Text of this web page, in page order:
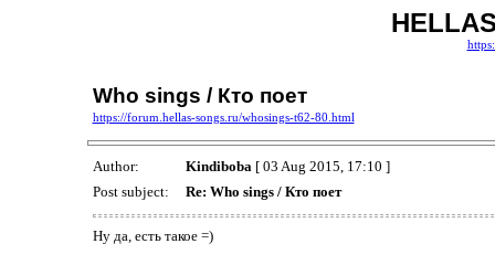
Who sings / Кто поет
https://forum.hellas-songs.ru/whosings-t62-80.html
Author: Kindiboba[ 03 Aug 2015, 17:10 ]
Post subject:
Re: Who sings / Кто поет
Ну да, есть такое =)